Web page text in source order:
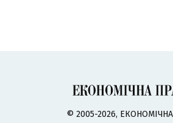
© 2005-2026,